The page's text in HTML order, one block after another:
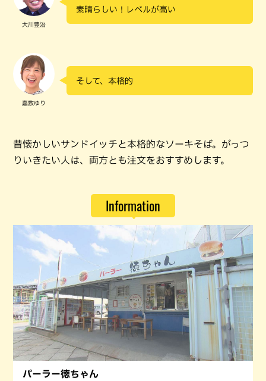
大川豊治
素晴らしい！レベルが高い
嘉数ゆり
そして、本格的
昔懐かしいサンドイッチと本格的なソーキそば。がっつ
りいきたい人は、両方とも注文をおすすめします。
Information
パーラー徳ちゃん